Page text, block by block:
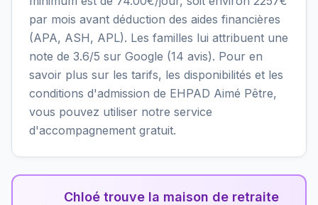
par mois avant déduction des aides financières
(APA, ASH, APL). Les familles lui attribuent une
note de 3.6/5 sur Google (14 avis). Pour en
savoir plus sur les tarifs, les disponibilités et les
conditions d'admission de EHPAD Aimé Pêtre,
vous pouvez utiliser notre service
d'accompagnement gratuit.
Chloé trouve la maison de retraite